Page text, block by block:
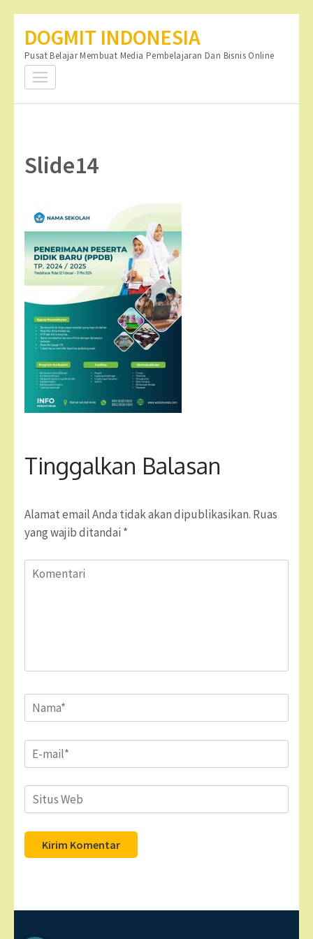
konten
(Tekan
DOGMIT INDONESIA
Pusat Belajar Membuat Media Pembelajaran Dan Bisnis Online
Slide14
Tinggalkan Balasan
Alamat email Anda tidak akan dipublikasikan. Ruas
yang wajib ditandai *
Komentari
Name*
Email*
Situs
Web